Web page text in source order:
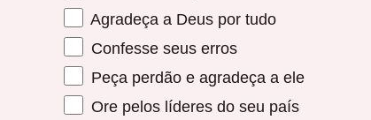
Agradeça a Deus por tudo
Confesse seus erros
Peça perdão e agradeça a ele
Ore pelos líderes do seu país